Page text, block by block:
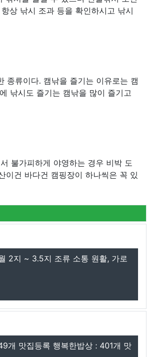
상 낚시 조과 등을 확인하시고 낚시
종류이다. 캠낚을 즐기는 이유로는 캠
낚시도 즐기는 캠낚을 많이 즐기고
불가피하게 야영하는 경우 비박 도
이건 바다건 캠핑장이 하나씩은 꼭 있
2지 ~ 3.5지 조류 소통 원활, 가로
개 맛집등록 행복한밥상 : 401개 맛